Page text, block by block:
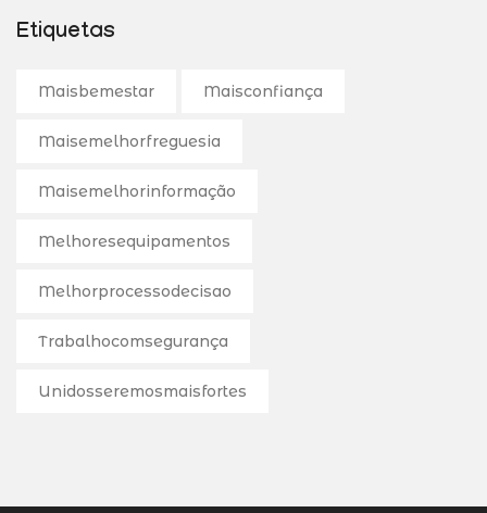
Etiquetas
Maisbemestar Maisconfiança
Maisemelhorfreguesia
Maisemelhorinformação
Melhoresequipamentos
Melhorprocessodecisao
Trabalhocomsegurança
Unidosseremosmaisfortes